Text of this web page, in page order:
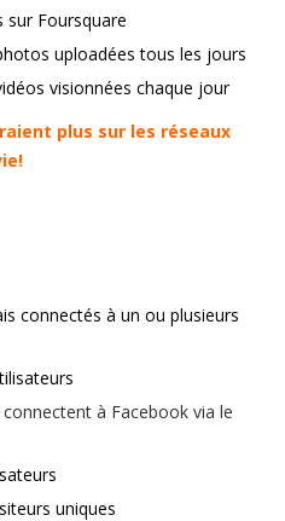
sur Foursquare
uploadées tous les jours
visionnées chaque jour
plus sur les réseaux
connectés à un ou plusieurs
à Facebook via le
uniques